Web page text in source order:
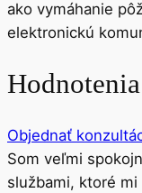
ako vymáhanie
elektronickú
Objednať
Som veľmi
službami, ktoré